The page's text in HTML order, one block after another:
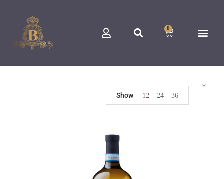
0
Show 12 24 36